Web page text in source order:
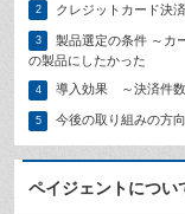
2 クレジットカード決
3
製品選定の条件 ～カ
の製品にしたかった
4 導入効果 ～決済件
5 今後の取り組みの方
ペイジェントについ